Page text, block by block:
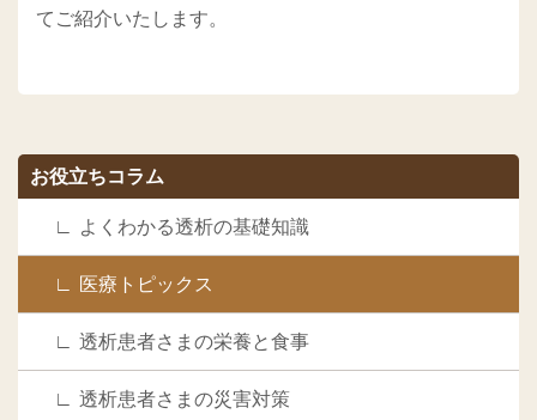
てご紹介いたします。
お役立ちコラム
よくわかる透析の基礎知識
医療トピックス
透析患者さまの栄養と食事
透析患者さまの災害対策